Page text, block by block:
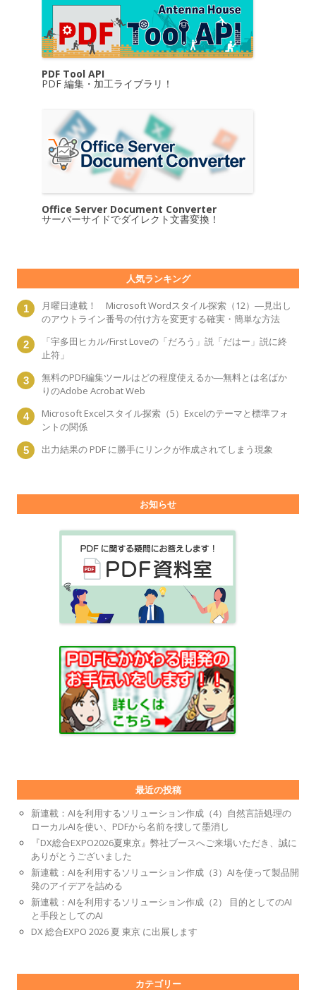
PDF Tool API
PDF 編集・加工ライブラリ！
Office Server Document Converter
サーバーサイドでダイレクト文書変換！
人気ランキング
月曜日連載！ Microsoft Wordスタイル探索（12）―見出し
のアウトライン番号の付け方を変更する確実・簡単な方法
「宇多田ヒカル/First Loveの「だろう」説「だはー」説に終
止符」
無料のPDF編集ツールはどの程度使えるか―無料とは名ばか
りのAdobe Acrobat Web
Microsoft Excelスタイル探索（5）Excelのテーマと標準フォ
ントの関係
出力結果の PDF に勝手にリンクが作成されてしまう現象
お知らせ
最近の投稿
新連載：AIを利用するソリューション作成（4）自然言語処理の
ローカルAIを使い、PDFから名前を捜して墨消し
『DX総合EXPO2026夏東京』弊社ブースへご来場いただき、誠に
ありがとうございました
新連載：AIを利用するソリューション作成（3）AIを使って製品開
発のアイデアを詰める
新連載：AIを利用するソリューション作成（2） 目的としてのAI
と手段としてのAI
DX 総合EXPO 2026 夏 東京 に出展します
カテゴリー